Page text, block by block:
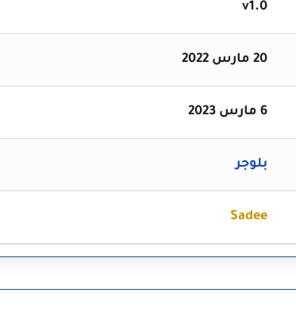
v1.0
20 مارس 2022
6 مارس 2023
بلوجر
Sadee